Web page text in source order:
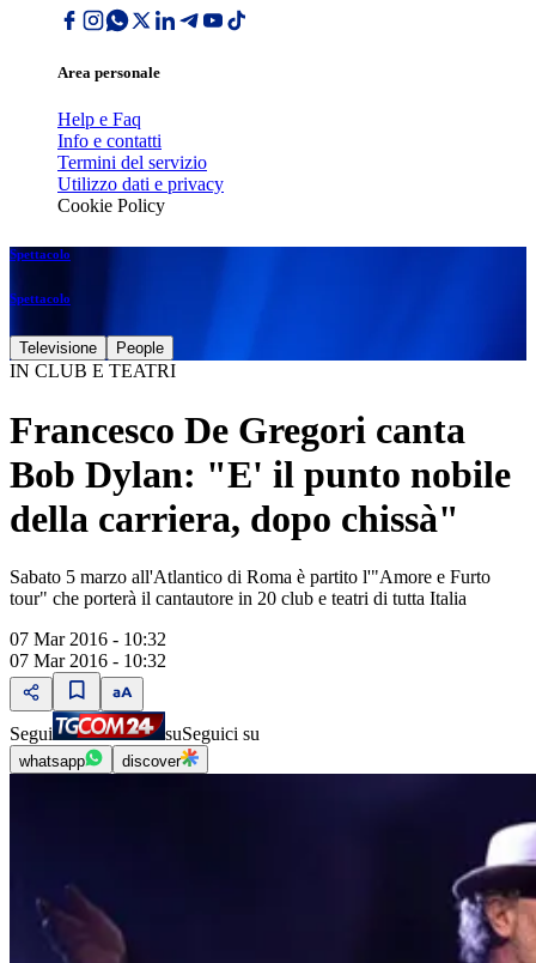
Area personale
Help e Faq
Info e contatti
Termini del servizio
Utilizzo dati e privacy
Cookie Policy
Spettacolo
Spettacolo
Televisione People
IN CLUB E TEATRI
Francesco De Gregori canta
Bob Dylan: "E' il punto nobile
della carriera, dopo chissà"
Sabato 5 marzo all'Atlantico di Roma è partito l'"Amore e Furto
tour" che porterà il cantautore in 20 club e teatri di tutta Italia
07 Mar 2016 - 10:32
07 Mar 2016 - 10:32
Segui suSeguici su
whatsapp discover